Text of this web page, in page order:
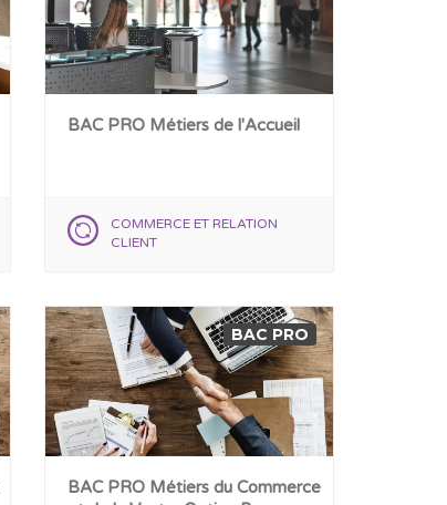
BAC PRO Métiers de l'Accueil
COMMERCE ET RELATION
CLIENT
BAC PRO
BAC PRO Métiers du Commerce